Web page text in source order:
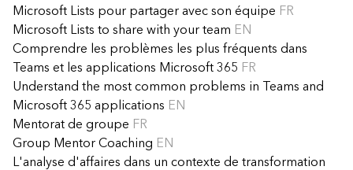
Microsoft Lists pour partager avec son équipe FR
Microsoft Lists to share with your team EN
Comprendre les problèmes les plus fréquents dans
Teams et les applications Microsoft 365 FR
Understand the most common problems in Teams and
Microsoft 365 applications EN
Mentorat de groupe FR
Group Mentor Coaching EN
L'analyse d'affaires dans un contexte de transformation